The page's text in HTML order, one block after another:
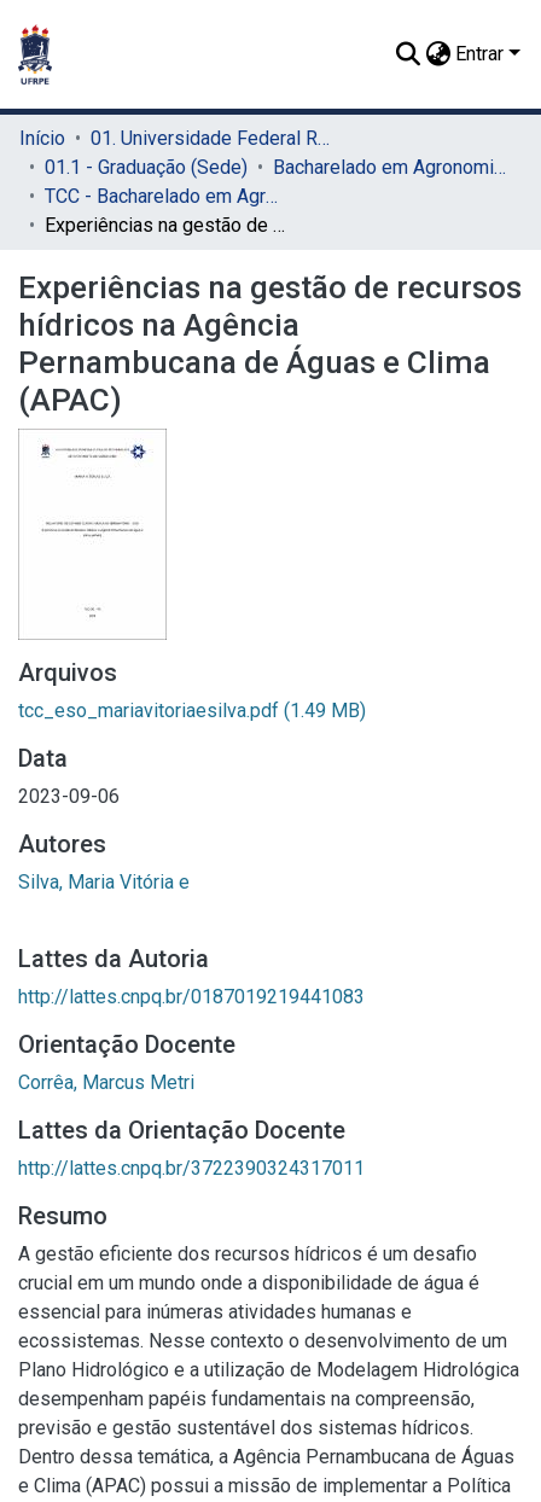
Entrar
Início
01. Universidade Federal Rural de Pernambuco - UFRPE (Sede)
01.1 - Graduação (Sede)
Bacharelado em Agronomia (Sede)
TCC - Bacharelado em Agronomia (Sede)
Experiências na gestão de recursos hídricos na Agência Pernambucana de Águas e Clima (APAC)
Experiências na gestão de recursos
hídricos na Agência
Pernambucana de Águas e Clima
(APAC)
Arquivos
tcc_eso_mariavitoriaesilva.pdf (1.49 MB)
Data
2023-09-06
Autores
Silva, Maria Vitória e
Lattes da Autoria
http://lattes.cnpq.br/0187019219441083
Orientação Docente
Corrêa, Marcus Metri
Lattes da Orientação Docente
http://lattes.cnpq.br/3722390324317011
Resumo
A gestão eficiente dos recursos hídricos é um desafio
crucial em um mundo onde a disponibilidade de água é
essencial para inúmeras atividades humanas e
ecossistemas. Nesse contexto o desenvolvimento de um
Plano Hidrológico e a utilização de Modelagem Hidrológica
desempenham papéis fundamentais na compreensão,
previsão e gestão sustentável dos sistemas hídricos.
Dentro dessa temática, a Agência Pernambucana de Águas
e Clima (APAC) possui a missão de implementar a Política